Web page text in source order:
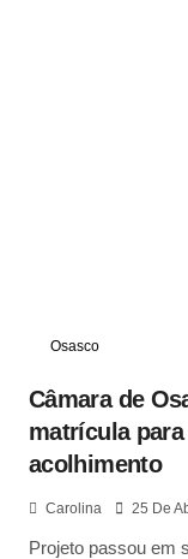
Osasco
Câmara de
matrícula
acolhimento
Carolina 25 De
Projeto passou em